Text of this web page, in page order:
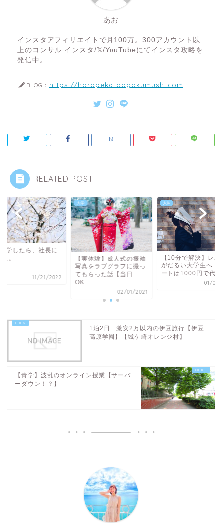
あお
インスタアフィリエイトで月100万。300アカウント以
上のコンサル インスタ/𝕏/YouTubeにてインスタ攻略を
発信中。
BLOG： https://harapeko-aogakumushi.com
RELATED POST
学したら、社長に
。
11/21/2022
大学
【実体験】成人式の振袖
写真をラブグラフに撮っ
てもらった話【当日
OK...
02/01/2021
大学
【10分で解決】レポ
がだるい大学生へ！
ートは1000円で代...
01/04/
1泊2日 激安2万以内の伊豆旅行【伊豆
高原学園】【城ケ崎オレンジ村】
【青学】波乱のオンライン授業【サーバ
ーダウン！？】